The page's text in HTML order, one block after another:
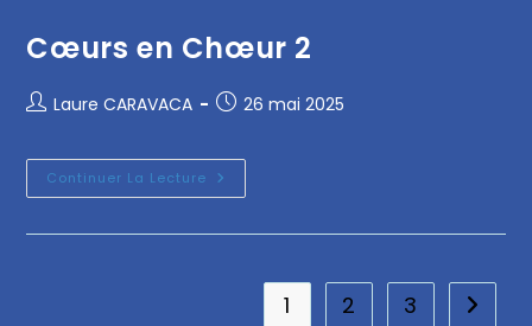
Cœurs en Chœur 2
Laure CARAVACA 26 mai 2025
Continuer La Lecture
1 2 3